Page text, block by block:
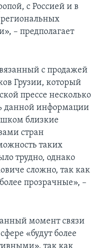
с Россией и в
– предполагает
с продажей
Грузии, который
прессе несколько
данной информации
близкие
стран
таких
трудно, однако
сложно, так как
прозрачные», –
момент связи
«будут более